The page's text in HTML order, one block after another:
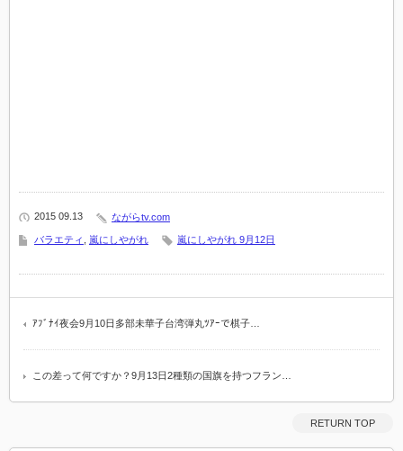
2015 09.13 ながらtv.com
バラエティ 嵐にしやがれ 嵐にしやがれ 9月12日
ｱﾌﾞﾅｲ夜会9月10日多部未華子台湾弾丸ﾂｱｰで棋子…
この差って何ですか？9月13日2種類の国旗を持つフラン…
RETURN TOP